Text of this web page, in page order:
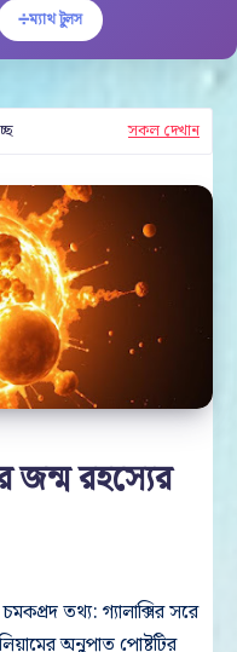
➗ম্যাথ টুলস
সকল দেখান
জন্ম রহস্যের
তথ্য: গ্যালাক্সির সরে
অনুপাত পোষ্টটির